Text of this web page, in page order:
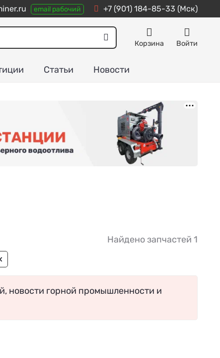
email рабочий +7 (901) 184-85-33 (Мск)
Корзина Войти
Статьи Новости
Найдено запчастей 1
новости горной промышленности и